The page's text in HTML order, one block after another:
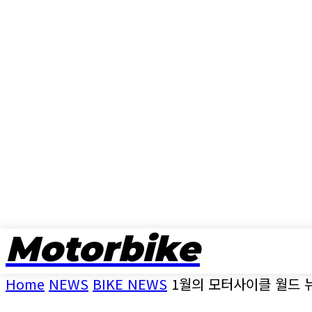
Motorbike
Home NEWS BIKE NEWS 1월의 모터사이클 월드